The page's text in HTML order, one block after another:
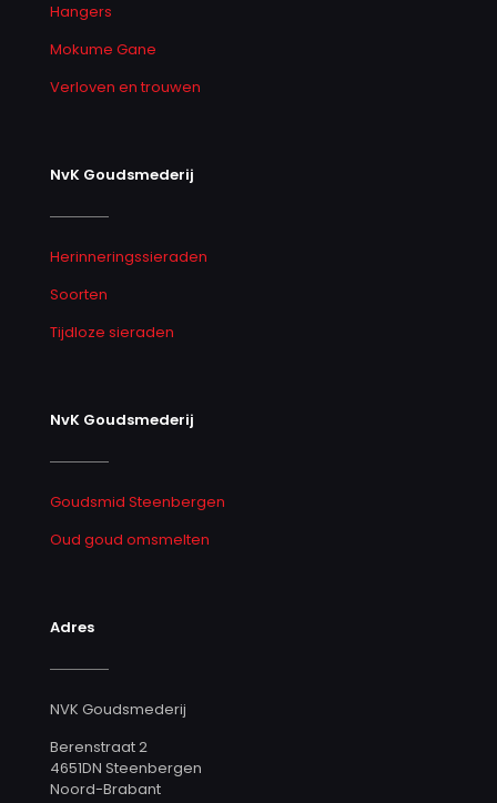
Hangers
Mokume Gane
Verloven en trouwen
NvK Goudsmederij
Herinneringssieraden
Soorten
Tijdloze sieraden
NvK Goudsmederij
Goudsmid Steenbergen
Oud goud omsmelten
Adres
NVK Goudsmederij
Berenstraat 2
4651DN Steenbergen
Noord-Brabant